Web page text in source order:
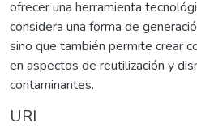
ofrecer una herramienta
considera una forma de
sino que también permite crear
en aspectos de reutilización y
contaminantes.
URI